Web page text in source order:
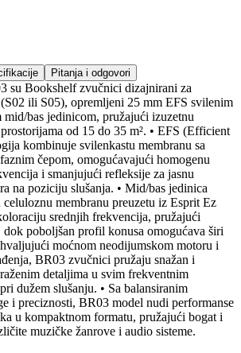
Pitanja i odgovori
su Bookshelf zvučnici dizajnirani za
ili S05), opremljeni 25 mm EFS svilenim
bas jedinicom, pružajući izuzetnu
od 15 do 35 m². • EFS (Efficient
kombinuje svilenkastu membranu sa
čepom, omogućavajući homogenu
i smanjujući refleksije za jasnu
na poziciju slušanja. • Mid/bas jedinica
membranu preuzetu iz Esprit Ez
srednjih frekvencija, pružajući
dok poboljšan profil konusa omogućava širi
moćnom neodijumskom motoru i
BR03 zvučnici pružaju snažan i
detaljima u svim frekventnim
dužem slušanju. • Sa balansiranim
i preciznosti, BR03 model nudi performanse
u kompaktnom formatu, pružajući bogat i
muzičke žanrove i audio sisteme.